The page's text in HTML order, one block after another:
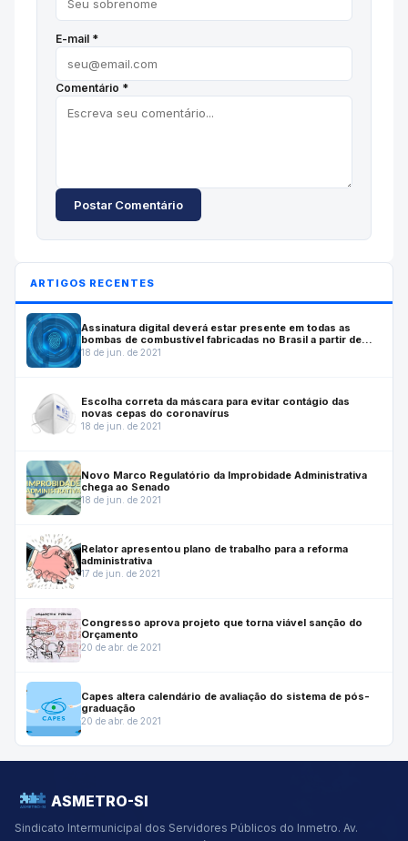
E-mail *
Comentário *
Postar Comentário
ARTIGOS RECENTES
Assinatura digital deverá estar presente em todas as
bombas de combustível fabricadas no Brasil a partir de
julho de 2022
18 de jun. de 2021
Escolha correta da máscara para evitar contágio das
novas cepas do coronavírus
18 de jun. de 2021
Novo Marco Regulatório da Improbidade Administrativa
chega ao Senado
18 de jun. de 2021
Relator apresentou plano de trabalho para a reforma
administrativa
17 de jun. de 2021
Congresso aprova projeto que torna viável sanção do
Orçamento
20 de abr. de 2021
Capes altera calendário de avaliação do sistema de pós-
graduação
20 de abr. de 2021
ASMETRO-SI
Sindicato Intermunicipal dos Servidores Públicos do Inmetro. Av.